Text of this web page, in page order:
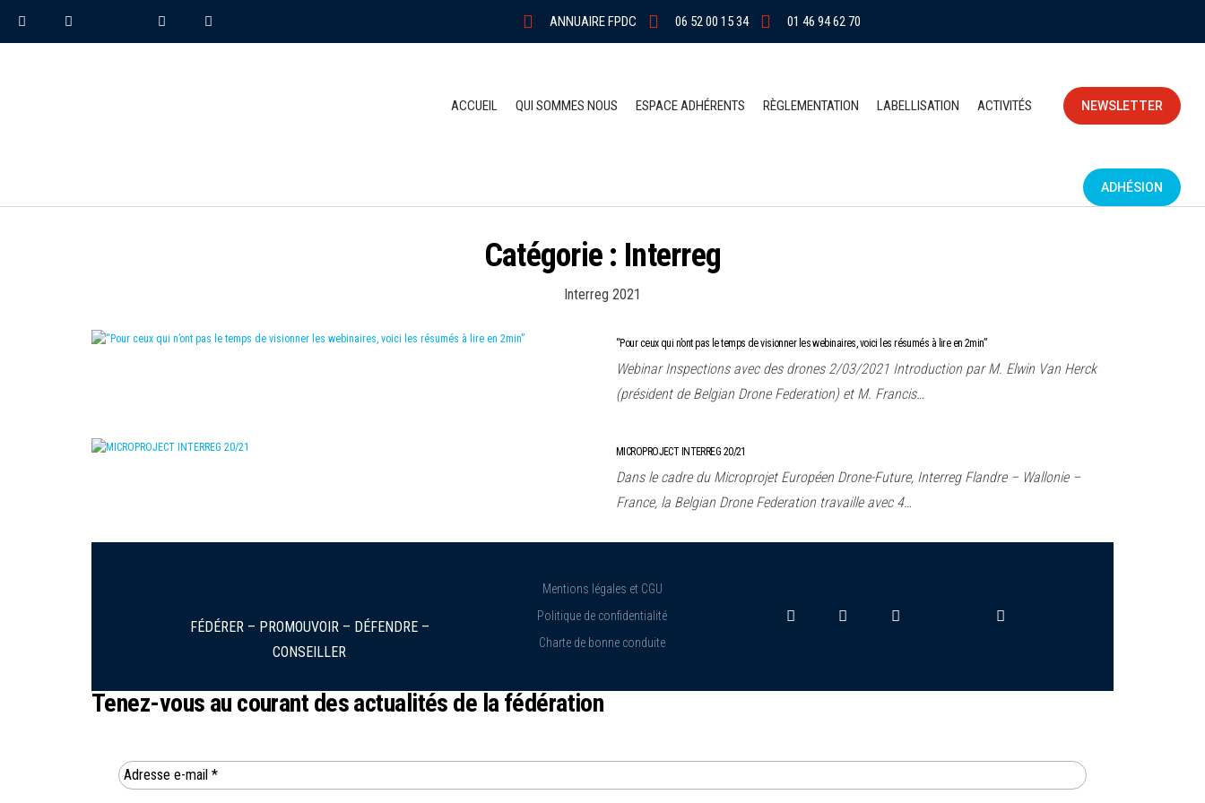
ANNUAIRE FPDC 06 52 00 15 34 01 46 94 62 70
ACCUEIL QUI SOMMES NOUS ESPACE ADHÉRENTS RÈGLEMENTATION LABELLISATION ACTIVITÉS NEWSLETTER
ADHÉSION
Catégorie : Interreg
Interreg 2021
“Pour ceux qui n’ont pas le temps de visionner les webinaires, voici les résumés à lire en 2min”
Webinar Inspections avec des drones 2/03/2021 Introduction par M. Elwin Van Herck
(président de Belgian Drone Federation) et M. Francis…
MICROPROJECT INTERREG 20/21
Dans le cadre du Microprojet Européen Drone-Future, Interreg Flandre – Wallonie –
France, la Belgian Drone Federation travaille avec 4…
FÉDÉRER – PROMOUVOIR – DÉFENDRE –
CONSEILLER
Mentions légales et CGU
Politique de confidentialité
Charte de bonne conduite
Tenez-vous au courant des actualités de la fédération